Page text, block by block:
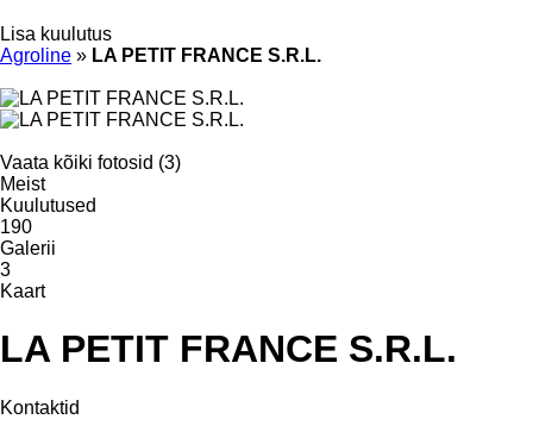
Lisa kuulutus
Agroline » LA PETIT FRANCE S.R.L.
Vaata kõiki fotosid (3)
Meist
Kuulutused
190
Galerii
3
Kaart
LA PETIT FRANCE S.R.L.
Kontaktid